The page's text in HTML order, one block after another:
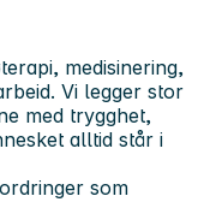
medisinering,
Vi legger stor
med trygghet,
alltid står i
som